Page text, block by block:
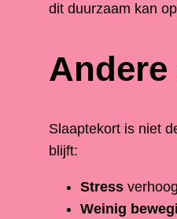
dit duurzaam kan
Slaaptekort is niet
blijft:
Stress
Weinig